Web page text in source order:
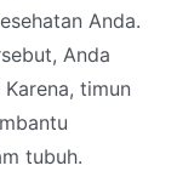
Anda.
Anda
timun
tubuh.